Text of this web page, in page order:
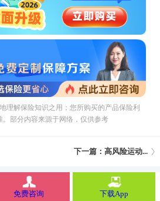
理解保险知识之用；您所购买的产品保险利
部分内容来源于网络，仅供参考
下一篇：高风险运动...
免费咨询 下载App